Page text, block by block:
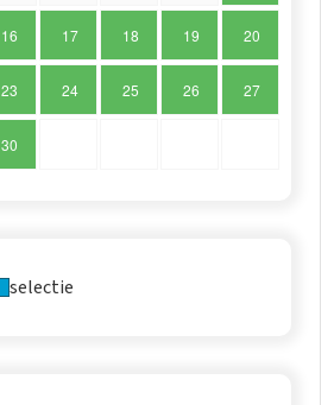
16 17 18 19 20
23 24 25 26 27
30
selectie